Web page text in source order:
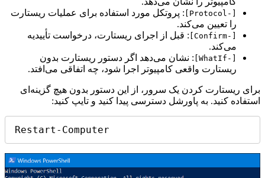
[-Protocol]
: پروتکل مورد استفاده برای عملیات ریستارت
را تعیین می‌کند.
[-Confirm]
: قبل از اجرای ریستارت، درخواست تأییدیه
می‌کند.
[-WhatIf]
: نشان می‌دهد اگر دستور ریستارت بدون
ریستارت واقعی کامپیوتر اجرا شود، چه اتفاقی می‌افتد.
برای ریستارت کردن یک سرور، از این دستور بدون هیچ گزینه‌ای
استفاده کنید. به پاورشل دسترسی پیدا کنید و تایپ کنید:
Restart-Computer